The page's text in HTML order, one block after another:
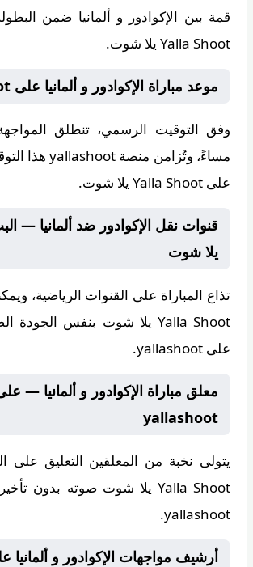
قمة بين الإكوادور و ألمانيا ضمن
Yalla Shoot يلا شوت.
موعد مباراة الإكوادور و ألمانيا على Yalla Shoot
وفق التوقيت الرسمي، تنطلق
مساءً، وتُزامن منصة yallashootهذا
على Yalla Shoot يلا شوت.
قنوات نقل الإكوادور ضد ألمانيا —
يلا شوت
تذاع المباراة على القنوات الرياضية،
Yalla Shoot يلا شوت
بنفس الجودة
على yallashoot.
معلق مباراة الإكوادور و ألمانيا —
yallashoot
يتولى نخبة من المعلقين التعليق على
Yalla Shoot يلا شوت
صوته بدون
yallashoot.